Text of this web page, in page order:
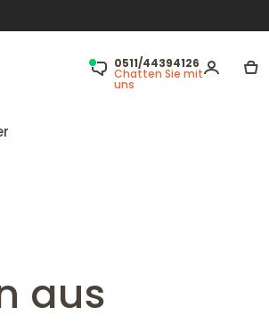
0511/44394126
Chatten Sie mit
uns
aus